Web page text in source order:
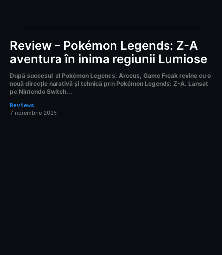
Review – Pokémon Legends: Z-A
aventura în inima regiunii Lumiose
După succesul al Pokémon Legends: Arceus, Game Freak revine cu o
nouă direcție narativă și tehnică prin Pokémon Legends: Z-A. Lansat
pe Nintendo Switch...
Reviews
7 noiembrie 2025